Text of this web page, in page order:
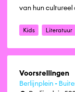
van hun cultureel
Kids Literatuur
Voorstellingen
Berlijnplein -